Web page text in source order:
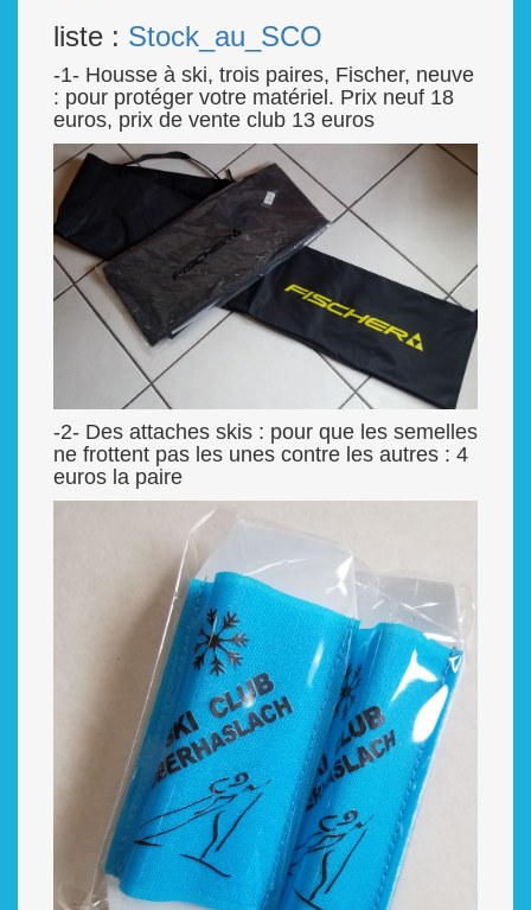
liste : Stock_au_SCO
-1- Housse à ski, trois paires, Fischer, neuve
: pour protéger votre matériel. Prix neuf 18
euros, prix de vente club 13 euros
-2- Des attaches skis : pour que les semelles
ne frottent pas les unes contre les autres : 4
euros la paire